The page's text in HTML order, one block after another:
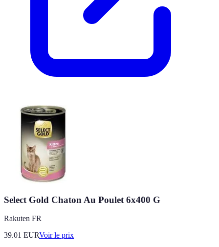
Select Gold Chaton Au Poulet 6x400 G
Rakuten FR
39.01 EURVoir le prix